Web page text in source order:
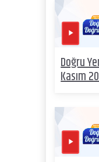
Doğru
Kasım